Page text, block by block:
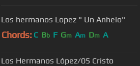
Los hermanos Lopez " Un Anhelo"
Chords: C Bb F Gm Am Dm A
Los Hermanos López/05 Cristo